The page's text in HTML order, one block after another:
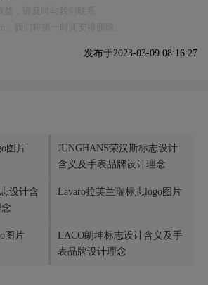
发布于2023-03-09 08:16:27
图片
JUNGHANS荣汉斯标志设计
含义及手表品牌设计理念
设计含
Lavaro拉芙兰瑞标志logo图片
图片
LACO朗坤标志设计含义及手
表品牌设计理念